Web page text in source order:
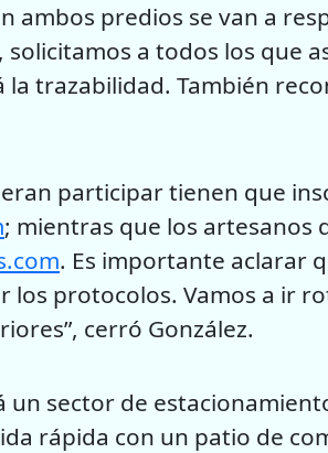
ambos predios se van a
solicitamos a todos los que
la trazabilidad. También
participar tienen que
; mientras que los artesanos
. Es importante aclarar
los protocolos. Vamos a ir
cerró González.
un sector de
rápida con un patio de